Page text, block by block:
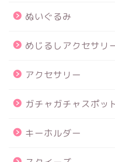
ぬいぐるみ
めじるしアクセサリ
アクセサリー
ガチャガチャスポッ
キーホルダー